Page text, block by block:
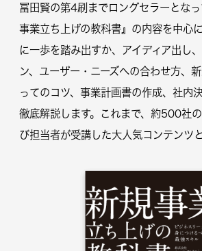
冨田賢の第4刷までロングセラーとな
事業立ち上げの教科書』の内容を中心
に一歩を踏み出すか、アイディア出し
ン、ユーザー・ニーズへの合わせ方、
ってのコツ、事業計画書の作成、社内
徹底解説します。これまで、約500社
び担当者が受講した大人気コンテンツ